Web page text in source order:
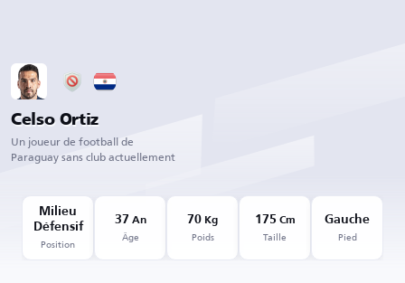
Celso Ortiz
Un joueur de football de
Paraguay sans club actuellement
Milieu
Défensif
Position
37 An
Âge
70 Kg
Poids
175 Cm
Taille
Gauche
Pied